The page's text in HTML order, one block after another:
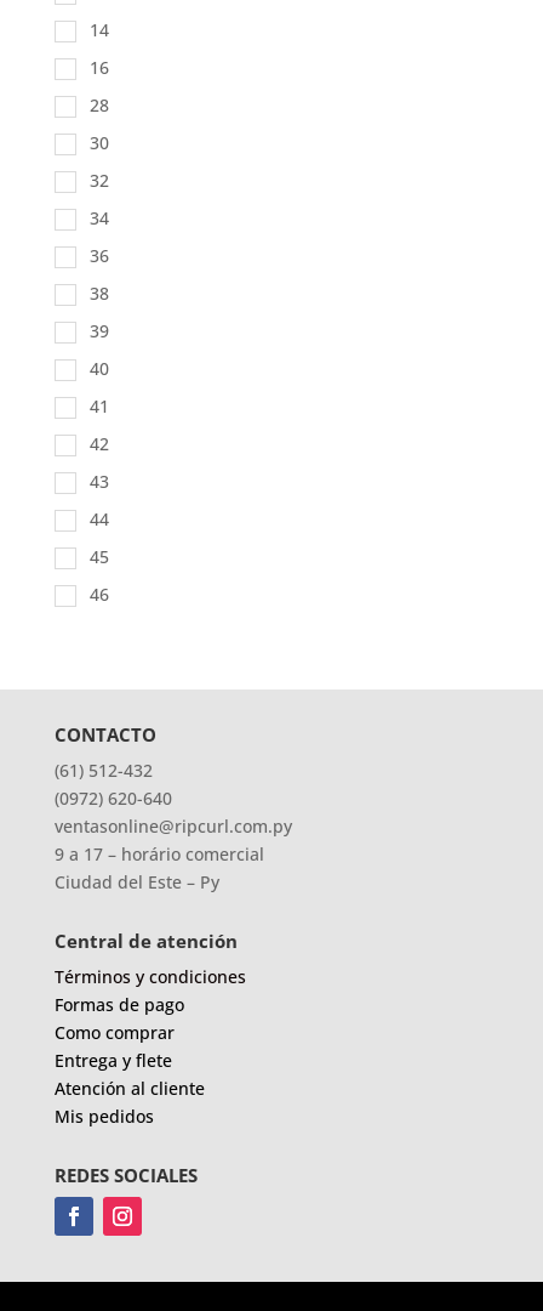
14
16
28
30
32
34
36
38
39
40
41
42
43
44
45
46
CONTACTO
(61) 512-432
(0972) 620-640
ventasonline@ripcurl.com.py
9 a 17 – horário comercial
Ciudad del Este – Py
Central de atención
Términos y condiciones
Formas de pago
Como comprar
Entrega y flete
Atención al cliente
Mis pedidos
REDES SOCIALES